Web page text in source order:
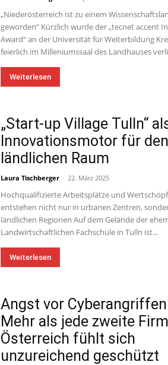
„Niederösterreich ist zu einem
geworden“ Kürzlich wurde der „tecnet accent
Award“ an der Universität für Weiterbildung
feierlich im Milleniumssaal des Landhauses
Weiterlesen
„Start-up Village Tulln“
Innovationsmotor für den
ländlichen Raum
Laura Tischberger - 22. März 2025
Hochqualifizierte Arbeitsplätze und
entstehen nicht nur in urbanen Zentren,
ländlichen Regionen Auf dem Gelände der
Landwirtschaftlichen Fachschule in Tulln ist...
Weiterlesen
Angst vor
Mehr als jede zweite
Österreich fühlt sich
unzureichend geschützt